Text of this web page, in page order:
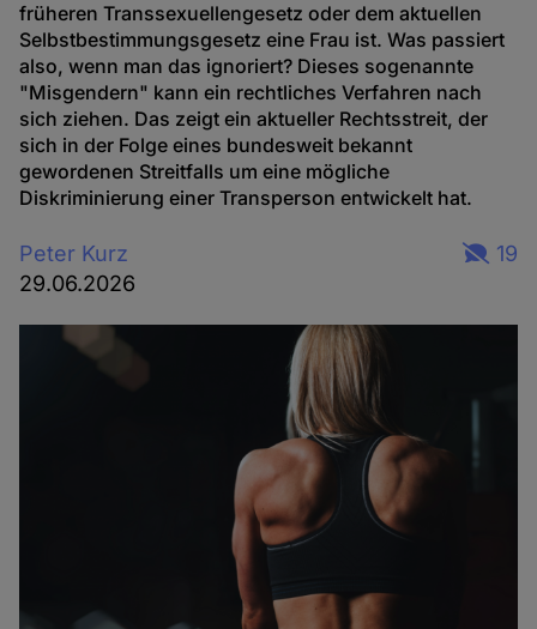
früheren Transsexuellengesetz oder dem aktuellen
Selbstbestimmungsgesetz eine Frau ist. Was passiert
also, wenn man das ignoriert? Dieses sogenannte
"Misgendern" kann ein rechtliches Verfahren nach
sich ziehen. Das zeigt ein aktueller Rechtsstreit, der
sich in der Folge eines bundesweit bekannt
gewordenen Streitfalls um eine mögliche
Diskriminierung einer Transperson entwickelt hat.
Peter Kurz
29.06.2026
19